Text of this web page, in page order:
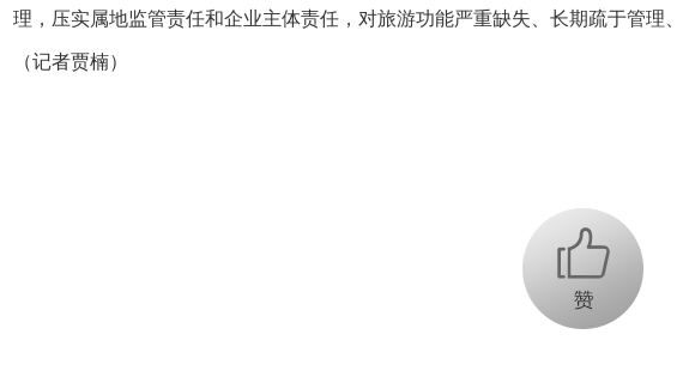
理，压实属地监管责任和企业主体责任，对旅游功能严重缺失、长期疏于管理
（记者贾楠）
+1